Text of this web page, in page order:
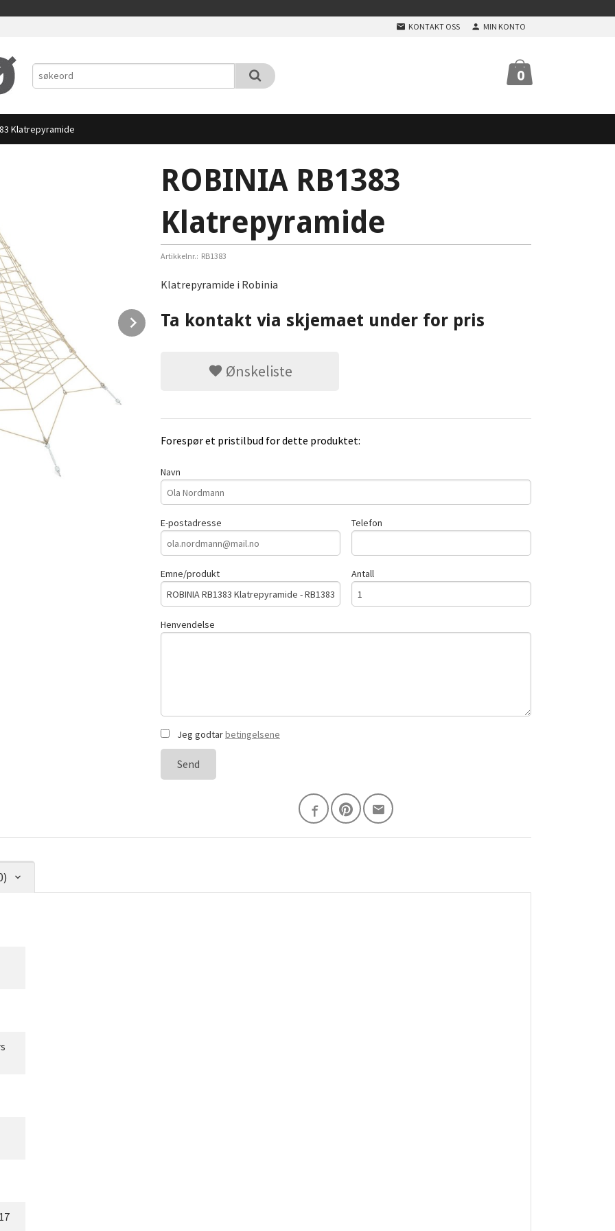
KONTAKT OSS MIN KONTO
0
Klatrepyramide
Next
ROBINIA RB1383
Klatrepyramide
Artikkelnr.: RB1383
Klatrepyramide i Robinia
Ta kontakt via skjemaet under for pris
Ønskeliste
Forespør et pristilbud for dette produktet:
Navn
E-postadresse Telefon
Emne/produkt Antall
Henvendelse
Jeg godtarbetingelsene
Send